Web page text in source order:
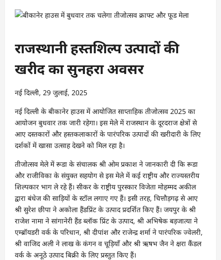
राजस्थानी हस्तशिल्प उत्पादों की
खरीद का सुनहरा अवसर
नई दिल्ली, 29 जुलाई, 2025
नई दिल्ली के बीकानेर हाउस में आयोजित साप्ताहिक तीजोत्सव 2025 का
आयोजन बुधवार तक जारी रहेगा। इस मेले में राजस्थान के दूरदराज क्षेत्रों से
आए दस्तकारों और हस्तकलाकारों के पारंपरिक उत्पादों की खरीदारी के लिए
दर्शकों में खासा उत्साह देखने को मिल रहा है।
तीजोत्सव मेले में रूडा के संचालक श्री ओम प्रकाश ने जानकारी दी कि रूडा
और राजीविका के संयुक्त सहयोग से इस मेले में कई राष्ट्रीय और राज्यस्तरीय
शिल्पकार भाग ले रहे हैं। सीकर के राष्ट्रीय पुरस्कार विजेता मोहम्मद अकील
द्वारा बंधेज की साड़ियों के स्टॉल लगाए गए हैं। इसी तरह, चित्तौड़गढ़ से आए
श्री सुरेश छीपा ने अकोला हैंडप्रिंट के उत्पाद प्रदर्शित किए हैं। जयपुर के श्री
राजेश नामा ने सांगानेरी हैंड ब्लॉक प्रिंट के उत्पाद, श्री अभिषेक बड़जात्या ने
एम्ब्रॉयडरी वर्क के परिधान, श्री दीपांश और राजेन्द्र शर्मा ने पारंपरिक ज्वेलरी,
श्री वाजिद अली ने लाख के कंगन व चूड़ियाँ और श्री ऋषभ जैन ने क्षरा कैंडल
वर्क के अनूठे उत्पाद बिक्री के लिए प्रस्तुत किए हैं।